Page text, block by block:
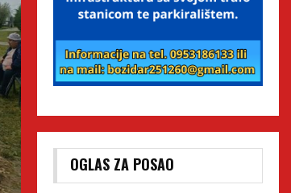
OGLAS ZA POSAO